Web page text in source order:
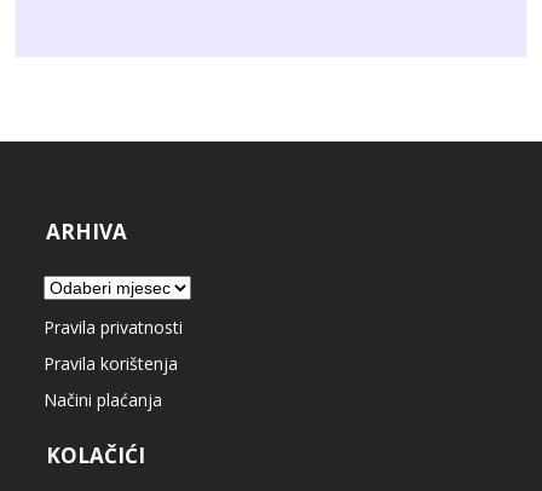
ARHIVA
Arhiva
Pravila privatnosti
Pravila korištenja
Načini plaćanja
KOLAČIĆI